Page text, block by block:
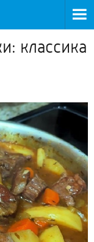
классика